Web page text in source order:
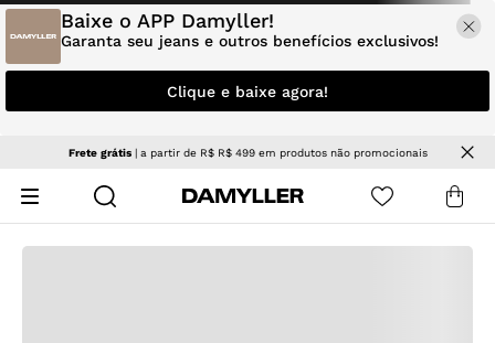
Baixe o APP Damyller!
Garanta seu jeans e outros benefícios exclusivos!
Clique e baixe agora!
promocionais NOVIDADES| Jeans e tendências para renovar